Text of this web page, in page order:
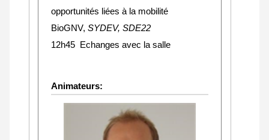
opportunités liées à la mobilité
BioGNV,SYDEV, SDE22
12h45 Echanges avec la salle
Animateurs: